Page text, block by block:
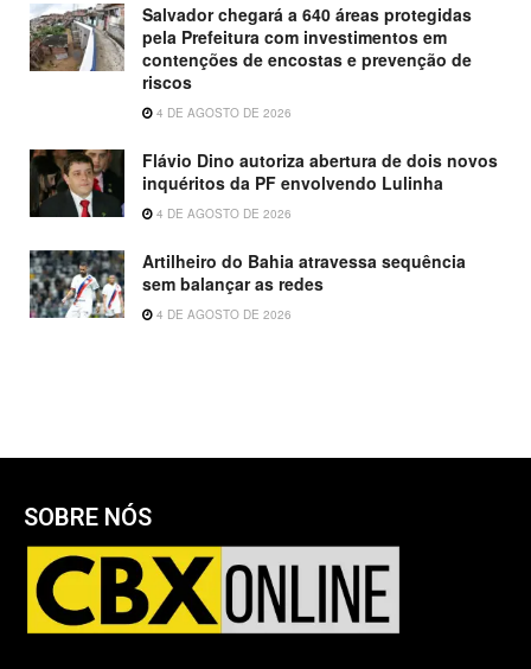
Salvador chegará a 640 áreas protegidas
pela Prefeitura com investimentos em
contenções de encostas e prevenção de
riscos
4 DE AGOSTO DE 2026
Flávio Dino autoriza abertura de dois novos
inquéritos da PF envolvendo Lulinha
4 DE AGOSTO DE 2026
Artilheiro do Bahia atravessa sequência
sem balançar as redes
4 DE AGOSTO DE 2026
SOBRE NÓS